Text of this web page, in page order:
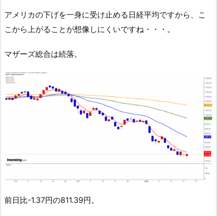
アメリカの下げを一身に受け止める日経平均ですから、こ
こから上がることが想像しにくいですね・・・。
マザーズ総合は続落。
前日比-1.37円の811.39円。